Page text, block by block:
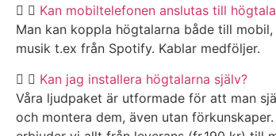
Kan mobiltelefonen anslutas till
Man kan koppla högtalarna både till
musik t.ex från Spotify. Kablar medföljer.
Kan jag installera högtalarna själv?
Våra ljudpaket är utformade för att man
och montera dem, även utan